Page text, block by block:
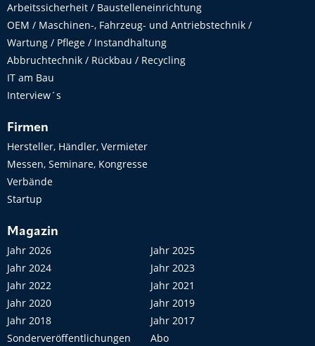
Arbeitssicherheit / Baustelleneinrichtung
OEM / Maschinen-, Fahrzeug- und Antriebstechnik /
Wartung / Pflege / Instandhaltung
Abbruchtechnik / Rückbau / Recycling
IT am Bau
Interview´s
Firmen
Hersteller, Händler, Vermieter
Messen, Seminare, Kongresse
Verbände
Startup
Magazin
Jahr 2026
Jahr 2025
Jahr 2024
Jahr 2023
Jahr 2022
Jahr 2021
Jahr 2020
Jahr 2019
Jahr 2018
Jahr 2017
Sonderveröffentlichungen
Abo